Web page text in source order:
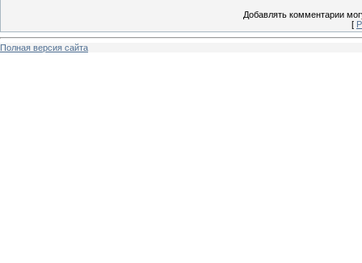
Добавлять комментарии
[
Полная версия сайта